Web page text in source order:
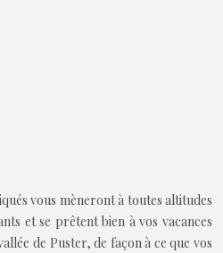
vous mèneront à toutes altitudes
et se prêtent bien à vos vacances
de Puster, de façon à ce que vos